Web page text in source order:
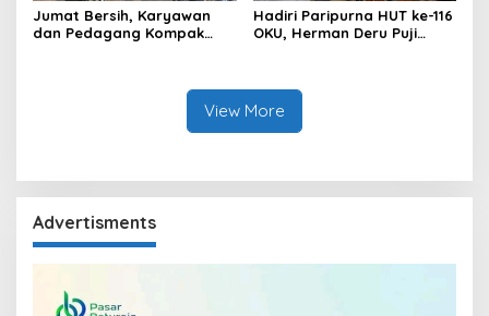
Jumat Bersih, Karyawan
dan Pedagang Kompak
Hadiri Paripurna HUT ke-116
OKU, Herman Deru Puji
View More
Advertisments